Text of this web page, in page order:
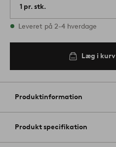
1 pr. stk.
På lager
Leveret på 2-4 hverdage
Læg i kurv
Produktinformation
Produkt specifikation